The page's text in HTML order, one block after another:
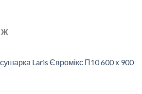
Laris Євромікс П10 600 х 900